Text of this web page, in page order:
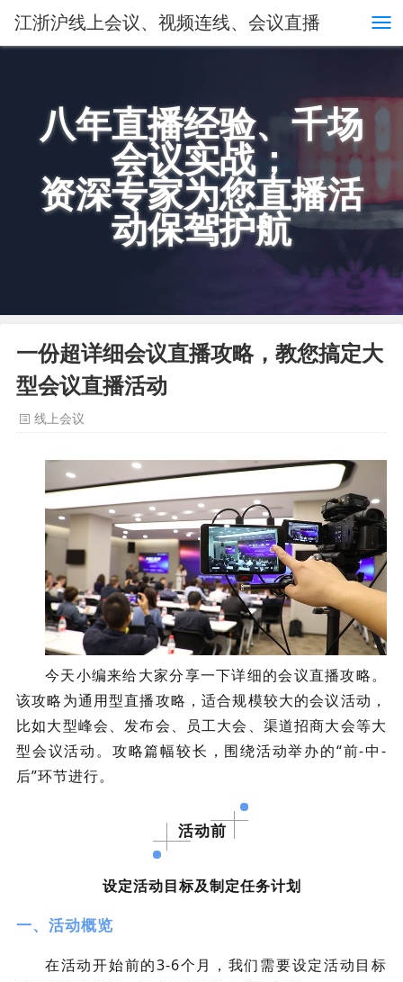
江浙沪线上会议、视频连线、会议直播
八年直播经验、千场
会议实战；
资深专家为您直播活
动保驾护航
一份超详细会议直播攻略，教您搞定大
型会议直播活动
线上会议
今天小编来给大家分享一下详细的会议直播攻略。
该攻略为通用型直播攻略，适合规模较大的会议活动，
比如大型峰会、发布会、员工大会、渠道招商大会等大
型会议活动。攻略篇幅较长，围绕活动举办的“前-中-
后”环节进行。
活动前
设定活动目标及制定任务计划
一、活动概览
在活动开始前的3-6个月，我们需要设定活动目标